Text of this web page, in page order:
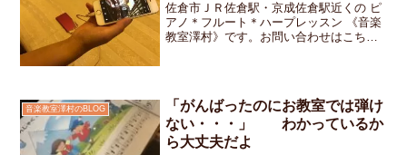
佐倉市ＪＲ佐倉駅・京成佐倉駅近くの ピ
アノ＊フルート＊ハープレッスン 《音楽
教室澤村》です。お問い合わせはこちら
旅行の写真を見せて...
音楽教室澤村のBLOG
「がんばったのにお教室では弾け
ない・・・」 わかっているか
ら大丈夫だよ